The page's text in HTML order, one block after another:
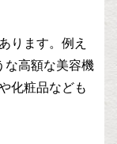
ります。例え
な高額な美容機
化粧品なども